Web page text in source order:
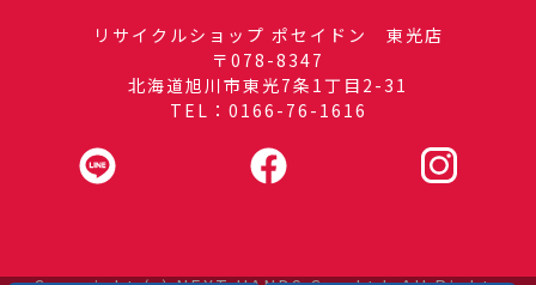
リサイクルショップ ポセイドン 東光店
〒078-8347
北海道旭川市東光7条1丁目2-31
TEL：0166-76-1616